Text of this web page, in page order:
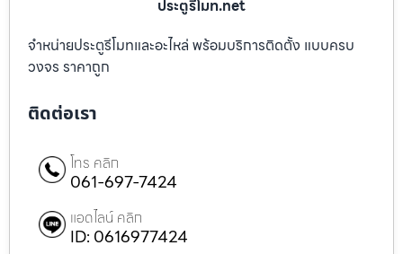
ประตูรีโมท.net
จำหน่ายประตูรีโมทและอะไหล่ พร้อมบริการติดตั้ง แบบครบ
วงจร ราคาถูก
ติดต่อเรา
โทร คลิก
061-697-7424
แอดไลน์ คลิก
ID: 0616977424